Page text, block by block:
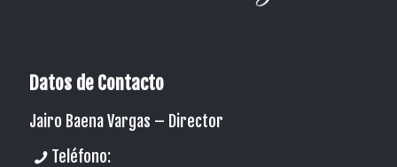
Datos de Contacto
Jairo Baena Vargas – Director
Teléfono: